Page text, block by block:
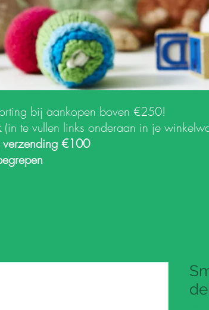
bij aankopen boven €250!
(in te vullen links onderaan in je
verzending €100